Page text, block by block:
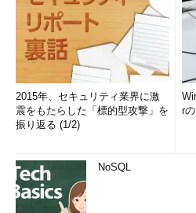
2015年、セキュリティ業界に激
震をもたらした「標的型攻撃」を
振り返る (1/2)
r
NoSQL